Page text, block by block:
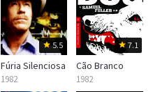
5.5
Fúria Silenciosa
1982
7.1
Cão Branco
1982